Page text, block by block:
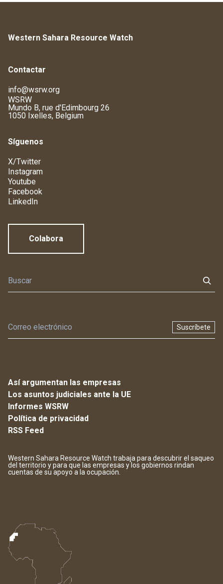
Western Sahara Resource Watch
Contactar
info@wsrw.org
WSRW
Mundo B, rue d'Edimbourg 26
1050 Ixelles, Belgium
Síguenos
X/Twitter
Instagram
Youtube
Facebook
LinkedIn
Colabora
Suscríbete
Así argumentan las empresas
Los asuntos judiciales ante la UE
Informes WSRW
Política de privacidad
RSS Feed
Western Sahara Resource Watch trabaja para descubrir el saqueo
del territorio y para que las empresas y los gobiernos rindan
cuentas de su apoyo a la ocupación.